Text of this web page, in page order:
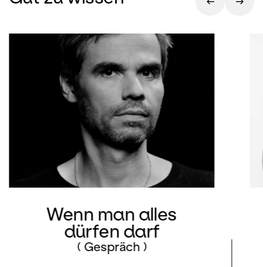
Unsere Neuproduktion wird vom
Baumgarten in Szene gesetzt, der vor
zwei Jahren am Opernhaus Zürich mit
Wolfgang RihmsHamletmaschine
grossen künstlerischen Erfolg
verzeichnete. Kann es für die
schillernde Charakterrolle der Witwe
Begbick eine attraktivere Besetzung
geben als den Sopranstar Karita
Mattila? Die finnische Grande Dame
singt zum ersten Mal in einer
Opernproduktion am Opernhaus Zürich
und debütiert in der Partie der resoluten
Stadtgründerin und Puffmutter. Die
grossartige deutsche Sopranistin
Annette Dasch gibt ihr Rollendebüt als
Wenn man alles
dürfen darf
( Gespräch )